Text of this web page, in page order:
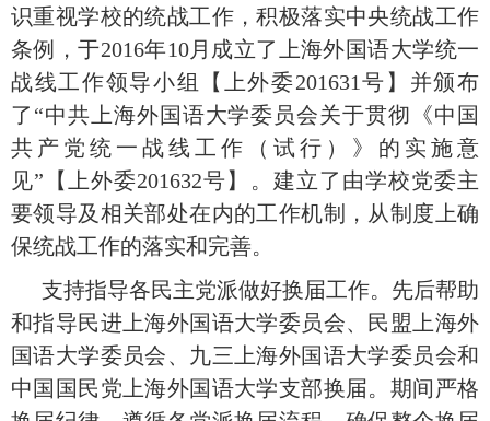
识重视学校的统战工作，积极落实中央统战工作
条例，于2016年10月成立了上海外国语大学统一
战线工作领导小组【上外委201631号】并颁布
了“中共上海外国语大学委员会关于贯彻《中国
共产党统一战线工作（试行）》的实施意
见”【上外委201632号】。建立了由学校党委主
要领导及相关部处在内的工作机制，从制度上确
保统战工作的落实和完善。
支持指导各民主党派做好换届工作。先后帮助
和指导民进上海外国语大学委员会、民盟上海外
国语大学委员会、九三上海外国语大学委员会和
中国国民党上海外国语大学支部换届。期间严格